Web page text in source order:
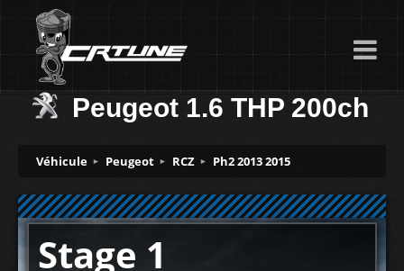
Peugeot 1.6 THP 200ch
Véhicule Peugeot RCZ Ph2 2013 2015
Stage 1